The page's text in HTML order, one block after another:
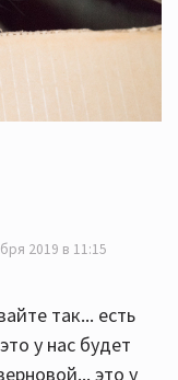
2019 в 11:15
так... есть
у нас будет
это у